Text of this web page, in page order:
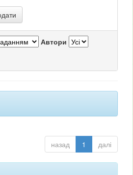
Автори
назад 1 далі